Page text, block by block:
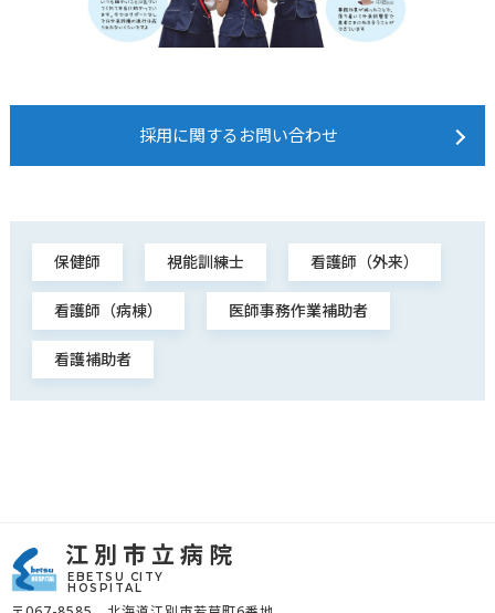
採用に関するお問い合わせ
保健師 視能訓練士 看護師（外来）
看護師（病棟） 医師事務作業補助者
看護補助者
江別市立病院
EBETSU CITY
HOSPITAL